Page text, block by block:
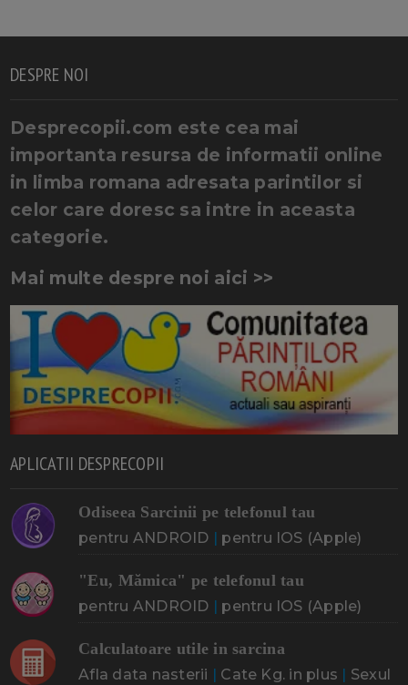
DESPRE NOI
Desprecopii.com este cea mai
importanta resursa de informatii online
in limba romana adresata parintilor si
celor care doresc sa intre in aceasta
categorie.
Mai multe despre noi aici >>
APLICATII DESPRECOPII
Odiseea Sarcinii pe telefonul tau
pentru ANDROID | pentru IOS (Apple)
"Eu, Mămica" pe telefonul tau
pentru ANDROID | pentru IOS (Apple)
Calculatoare utile in sarcina
Afla data nasterii | Cate Kg. in plus | Sexul